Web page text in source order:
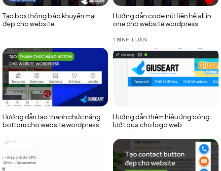
Tạo box thông báo khuyến mại
đẹp cho website
Hướng dẫn code nút liên hệ all in
one cho website wordpress
1 BÌNH LUẬN
Hướng dẫn tạo thanh chức năng
bottom cho website wordpress
Hướng dẫn thêm hiệu ứng bóng
lướt qua cho logo web